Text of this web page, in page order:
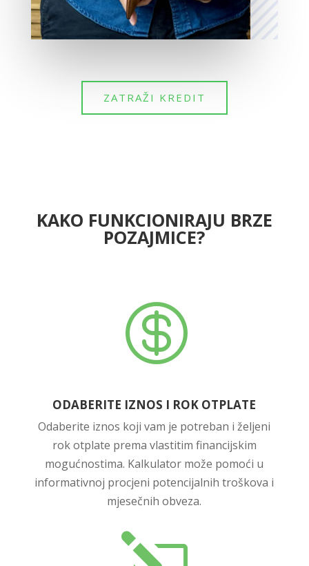
ZATRAŽI KREDIT
KAKO FUNKCIONIRAJU BRZE
POZAJMICE?

ODABERITE IZNOS I ROK OTPLATE
Odaberite iznos koji vam je potreban i željeni
rok otplate prema vlastitim financijskim
mogućnostima. Kalkulator može pomoći u
informativnoj procjeni potencijalnih troškova i
mjesečnih obveza.